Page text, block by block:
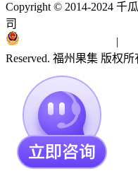
Copyright © 2014-2024 千
司
|
Reserved. 福州果集 版权所